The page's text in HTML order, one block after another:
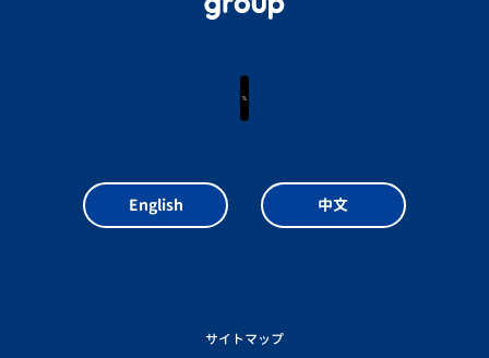
サイトマップ
English 中文